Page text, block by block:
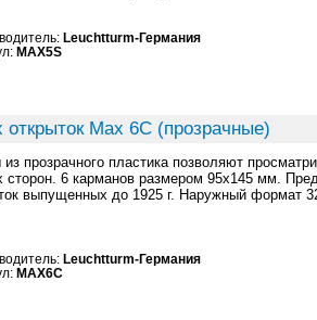
Leuchtturm-Германия
MAX5S
Max 6C (прозрачные)
прозрачного пластика позволяют
сторон. 6 карманов размером 95x145 мм.
выпущенных до 1925 г. Наружный формат
Leuchtturm-Германия
MAX6C